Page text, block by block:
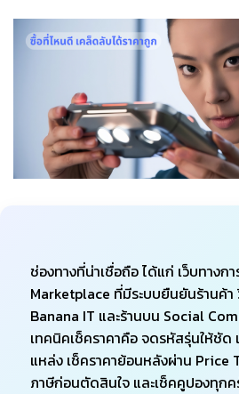
ช่องทางที่น่าเชื่อถือ ได้แก่ เว็บทางก
Marketplace ที่มีระบบยืนยันร้านค้า
Banana IT และร้านบน Social
เทคนิคเช็คราคาคือ จดรหัสรุ่นให้ชัด
แหล่ง เช็คราคาย้อนหลังผ่าน Price
ภาษีก่อนตัดสินใจ และเช็คคูปองทุก